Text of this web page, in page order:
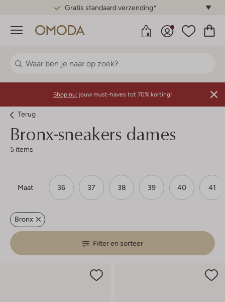
Gratis standaard verzending*
Menu
Shop nu: jouw must-haves tot 70% korting!
Terug
Bronx-sneakers dames
5 items
Maat 36 37 38 39 40 41
Bronx
Filter en sorteer